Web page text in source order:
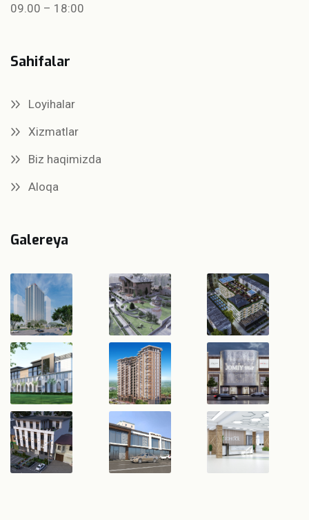
09.00 – 18:00
Sahifalar
Loyihalar
Xizmatlar
Biz haqimizda
Aloqa
Galereya